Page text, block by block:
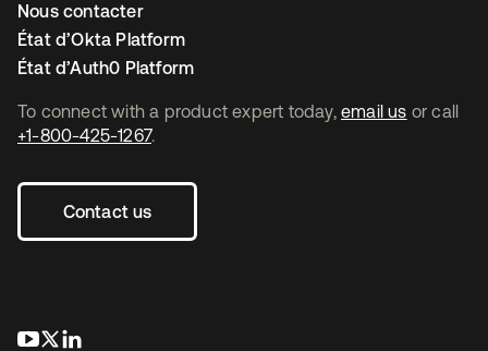
To connect with a product expert today, email us or call
+1-800-425-1267.
Contact us
s’ouvre dans un nouvel onglet
s’ouvre dans un nouvel onglet
Nous contacter
État d’Okta Platform
État d’Auth0 Platform